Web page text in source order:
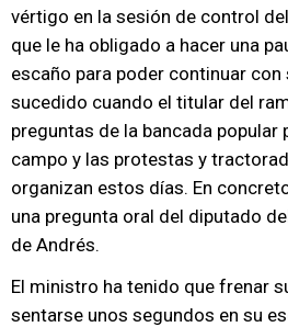
vértigo en la sesión de control
que le ha obligado a hacer una
escaño para poder continuar con
sucedido cuando el titular del
preguntas de la bancada popular
campo y las protestas y
organizan estos días. En
una pregunta oral del diputado
de Andrés.
El ministro ha tenido que frenar
sentarse unos segundos en su